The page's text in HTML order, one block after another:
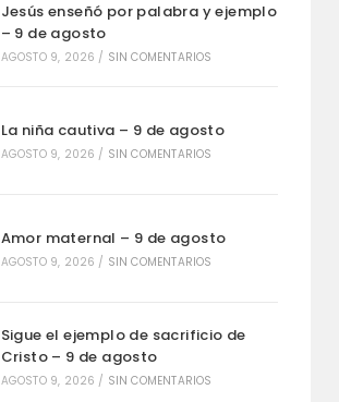
Jesús enseñó por palabra y ejemplo
– 9 de agosto
AGOSTO 9, 2026 / SIN COMENTARIOS
La niña cautiva – 9 de agosto
AGOSTO 9, 2026 / SIN COMENTARIOS
Amor maternal – 9 de agosto
AGOSTO 9, 2026 / SIN COMENTARIOS
Sigue el ejemplo de sacrificio de
Cristo – 9 de agosto
AGOSTO 9, 2026 / SIN COMENTARIOS